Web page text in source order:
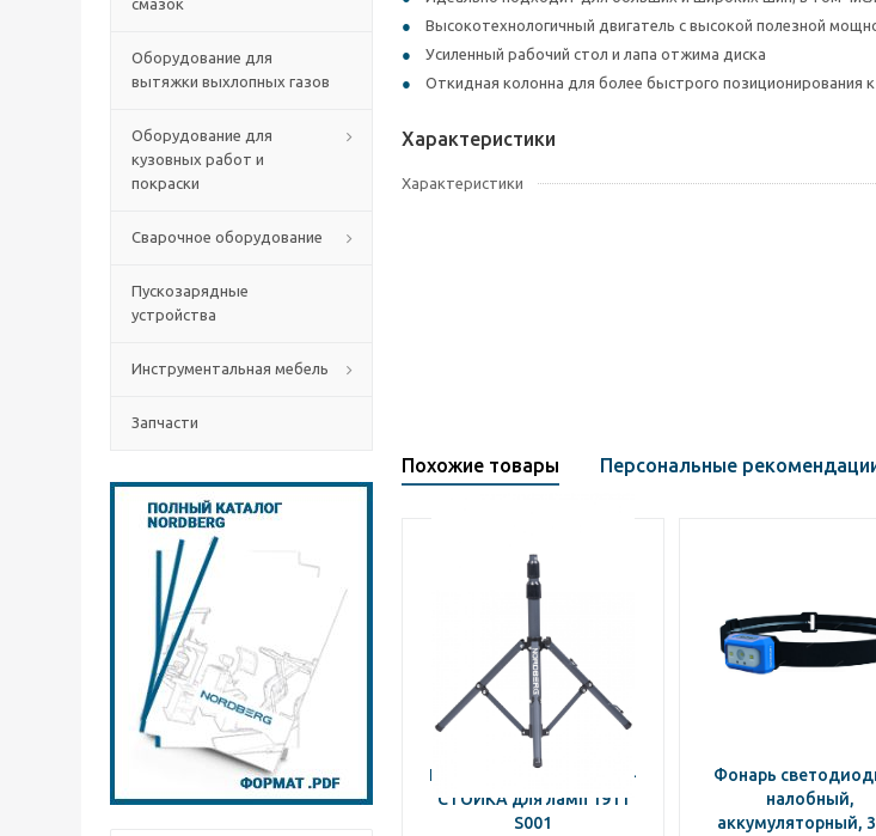
смазок
Оборудование для
вытяжки выхлопных газов
Оборудование для
кузовных работ и
покраски
Сварочное оборудование
Пускозарядные
устройства
Инструментальная мебель
Запчасти
Высокотехнологичный двигатель с высокой полезной
Усиленный рабочий стол и лапа отжима диска
Откидная колонна для более быстрого позиционирования к
Характеристики
Характеристики
Похожие товары Персональные
NORDBERG ДЕРЖАТЕЛЬ-
СТОЙКА для ламп 1911
S001
Фонарь
налобный,
аккумуляторный,